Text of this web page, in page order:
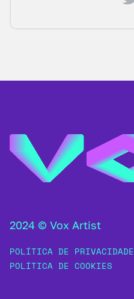
2024 © Vox Artist
POLÍTICA DE PRIVACIDADE
POLÍTICA DE COOKIES